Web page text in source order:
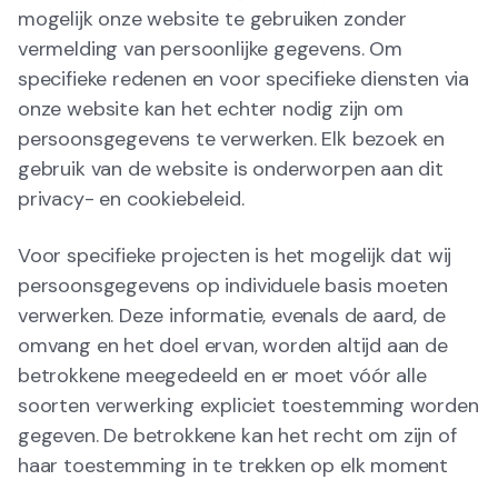
mogelijk onze website te gebruiken zonder
vermelding van persoonlijke gegevens. Om
specifieke redenen en voor specifieke diensten via
onze website kan het echter nodig zijn om
persoonsgegevens te verwerken. Elk bezoek en
gebruik van de website is onderworpen aan dit
privacy- en cookiebeleid.
Voor specifieke projecten is het mogelijk dat wij
persoonsgegevens op individuele basis moeten
verwerken. Deze informatie, evenals de aard, de
omvang en het doel ervan, worden altijd aan de
betrokkene meegedeeld en er moet vóór alle
soorten verwerking expliciet toestemming worden
gegeven. De betrokkene kan het recht om zijn of
haar toestemming in te trekken op elk moment